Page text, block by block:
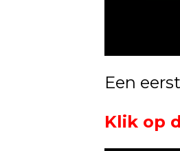
Een
Klik op